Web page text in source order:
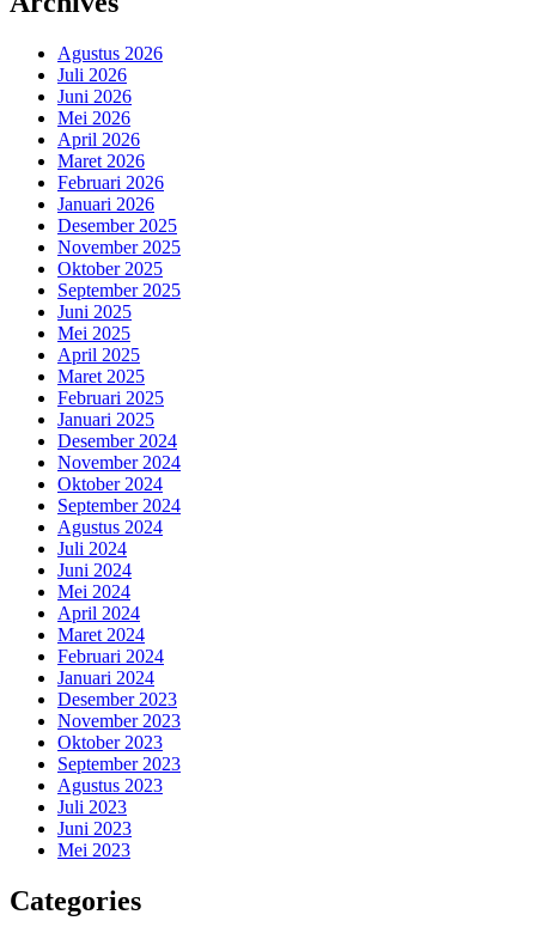
Agustus 2026
Juli 2026
Juni 2026
Mei 2026
April 2026
Maret 2026
Februari 2026
Januari 2026
Desember 2025
November 2025
Oktober 2025
September 2025
Juni 2025
Mei 2025
April 2025
Maret 2025
Februari 2025
Januari 2025
Desember 2024
November 2024
Oktober 2024
September 2024
Agustus 2024
Juli 2024
Juni 2024
Mei 2024
April 2024
Maret 2024
Februari 2024
Januari 2024
Desember 2023
November 2023
Oktober 2023
September 2023
Agustus 2023
Juli 2023
Juni 2023
Mei 2023
Categories